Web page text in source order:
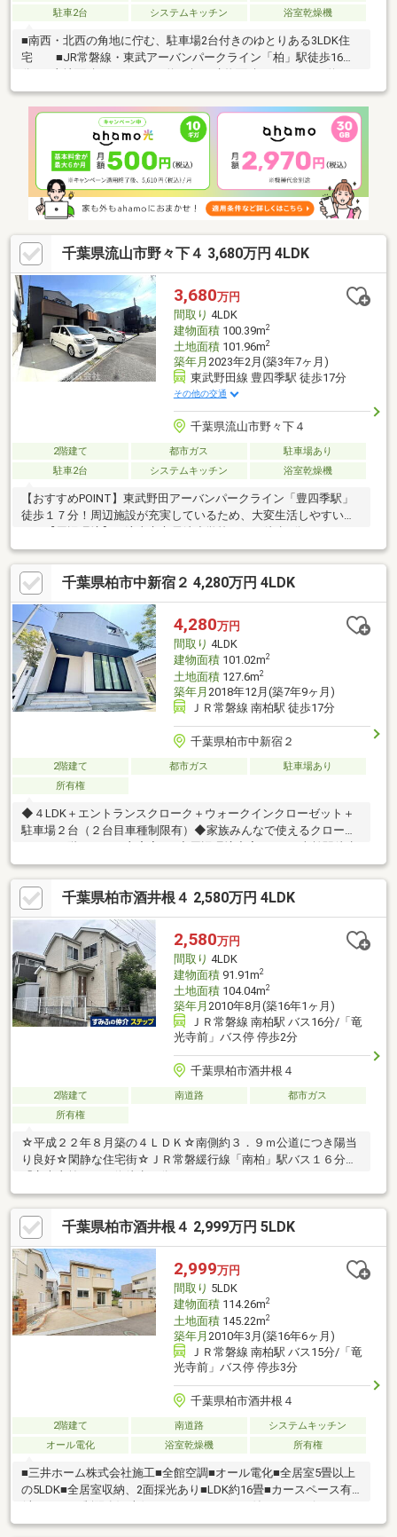
駐車2台
システムキッチン 浴室乾燥機
■南西・北西の角地に佇む、駐車場2台付きのゆとりある3LDK住
宅 ■JR常磐線・東武アーバンパークライン「柏」駅徒歩16
37.07坪）■角地につき通風良好 ■全居室6帖以上 ■全居室収納
の他、ロフト（2つの洋室にあり）や納戸を備え収納豊富 ■2020
年12月外壁・屋根・雨樋・軒下塗装実施
千葉県流山市野々下４ 3,680万円 4LDK
3,680万円
間取り 4LDK
建物面積100.39m2
土地面積101.96m2
築年月 2023年2月(築3年7ヶ月)
東武野田線 豊四季駅 徒歩17分
その他の交通
千葉県流山市野々下４
2階建て 都市ガス
駐車場あり
駐車2台
システムキッチン 浴室乾燥機
【おすすめPOINT】東武野田アーバンパークライン「豊四季駅」
徒歩１７分！周辺施設が充実しているため、大変生活しやすいで
ｍ） 流山市立八木中学校・・・徒歩20分（1598ｍ） ジャパン
ミート卸売市場流山店・・・徒歩10分（738ｍ） ベルクス新豊
四季店・・・徒歩18分（1440ｍ） セブンイレブン流山長崎小学
校前店・・・徒歩8分（608ｍ） 流山おおたかの森Ｓ・Ｃ・・・
車で8分（2400ｍ）
千葉県柏市中新宿２ 4,280万円 4LDK
4,280万円
間取り 4LDK
建物面積101.02m2
土地面積127.6m2
築年月 2018年12月(築7年9ヶ月)
ＪＲ常磐線 南柏駅 徒歩17分
千葉県柏市中新宿２
2階建て 都市ガス
駐車場あり
所有権
◆４LDK＋エントランスクローク＋ウォークインクローゼット＋
駐車場２台（２台目車種制限有）◆家族みんなで使えるクローゼ
『１７分』、バス利用も可能♪◆足元から体を温める床暖房付き
◆家族とのコミュニケーションが増えるリビング階段◆対話を楽
しみながらキッチンワークがこなせる開放的な対面式キッチン
【備考】ゴミ置場持分あり灯りのいえなみ協定あり法令上の制限
／建築基準法第22条区域
千葉県柏市酒井根４ 2,580万円 4LDK
2,580万円
間取り 4LDK
建物面積91.91m2
土地面積104.04m2
築年月 2010年8月(築16年1ヶ月)
ＪＲ常磐線 南柏駅 バス16分/「竜
光寺前」バス停 停歩2分
千葉県柏市酒井根４
2階建て 南道路
都市ガス
所有権
☆平成２２年８月築の４ＬＤＫ☆南側約３．９ｍ公道につき陽当
り良好☆閑静な住宅街☆ＪＲ常磐緩行線「南柏」駅バス１６分
千葉県柏市酒井根４ 2,999万円 5LDK
2,999万円
間取り 5LDK
建物面積114.26m2
土地面積145.22m2
築年月 2010年3月(築16年6ヶ月)
ＪＲ常磐線 南柏駅 バス15分/「竜
光寺前」バス停 停歩3分
千葉県柏市酒井根４
2階建て 南道路
システムキッチン
オール電化
浴室乾燥機 所有権
■三井ホーム株式会社施工■全館空調■オール電化■全居室5畳以上
の5LDK■全居室収納、2面採光あり■LDK約16畳■カースペース有
ストアまで徒歩8分■小学校まで徒歩5分■中学校まで徒歩8分